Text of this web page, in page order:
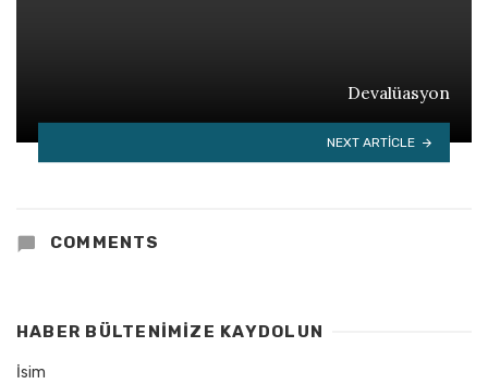
Devalüasyon
NEXT ARTICLE
COMMENTS
HABER BÜLTENIMIZE KAYDOLUN
İsim